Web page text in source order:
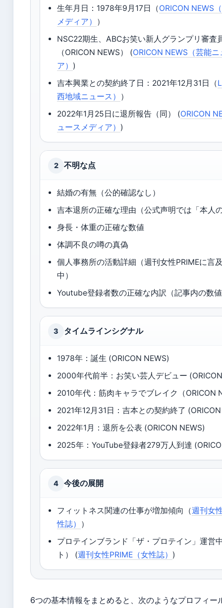
生年月日：1978年9月17日（ORICON NEWS
メディア） ）
NSC22期生、ABCお笑い新人グランプリ審査
（ORICON NEWS） (ORICON NEWS（芸能
ア） )
吉本興業との契約終了日：2021年12月31日（
西地域ニュース） ）
2022年1月25日に退所報告（同） (ORICON
ュースメディア） )
2 不明な点
結婚の有無（公的確認なし）
吉本退所の正確な理由（公式声明では「本人
身長・体重の正確な数値
体調不良の噂の真偽
個人事務所の活動詳細（週刊女性PRIMEに言
中）
Youtube登録者数の正確な内訳（記事内の数
3 タイムラインシグナル
1978年：誕生 (ORICON NEWS)
2000年代前半：お笑い芸人デビュー
2010年代：筋肉キャラでブレイク（ORICON
2021年12月31日：吉本との契約終了
2022年1月：退所を公表 (ORICON NEWS)
2025年：YouTube登録者279万人到達
4 今後の展開
フィットネス関連の仕事が増加傾向（週刊女
性誌） ）
プロテインブランド「ザ・プロテイン」運営
ト） (週刊女性PRIME（女性誌） )
6つの基本情報をまとめると、次のようなプロフィー